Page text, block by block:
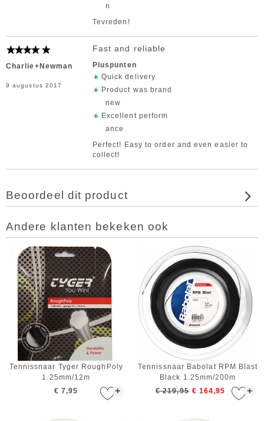
n
Tevreden!
Charlie+Newman
9 augustus 2017
Fast and reliable
Pluspunten
Quick delivery
Product was brand
new
Excellent perform
ance
Perfect! Easy to order and even easier to
collect!
Beoordeel dit product
Andere klanten bekeken ook
+
Tennissnaar Tyger RoughPoly
1.25mm/12m
€ 7,95
+
Tennissnaar Babolat RPM Blast
Black 1.25mm/200m
€ 219,95 € 164,95